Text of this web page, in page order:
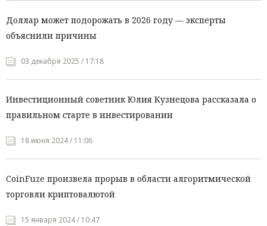
Доллар может подорожать в 2026 году — эксперты
объяснили причины
03 декабря 2025 / 17:18
Инвестиционный советник Юлия Кузнецова рассказала о
правильном старте в инвестировании
18 июня 2024 / 11:06
CoinFuze произвела прорыв в области алгоритмической
торговли криптовалютой
15 января 2024 / 10:47